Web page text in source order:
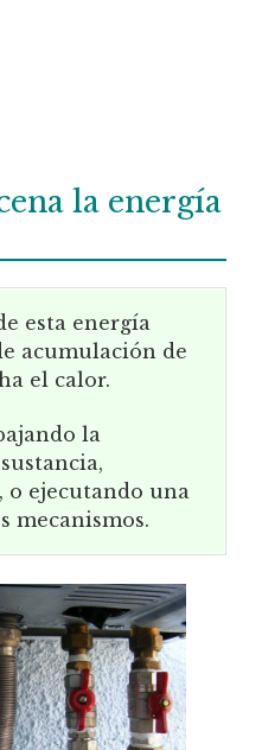
la energía
esta energía
acumulación de
el calor.
la
o ejecutando una
mecanismos.